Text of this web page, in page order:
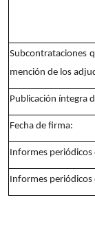
Subcontrataciones
mención de los
Publicación íntegra
Fecha de firma:
Informes
Informes periódicos